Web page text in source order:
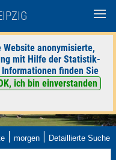
Website anonymisierte,
mit Hilfe der Statistik-
finden Sie
ich bin einverstanden
| morgen | Detaillierte Suche